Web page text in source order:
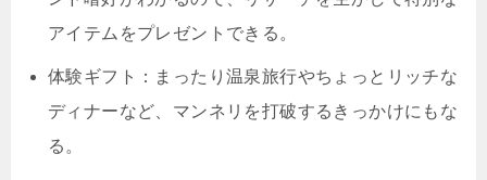
アイテムをプレゼントできる。
体験ギフト：まったり温泉旅行やちょっとリッチな
ディナーなど、マンネリを打破するきっかけにもな
る。